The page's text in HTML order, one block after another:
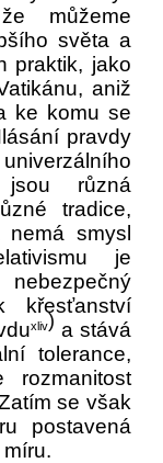
můžeme
světa a
praktik, jako
aniž
ke komu se
pravdy
různá
tradice,
smysl
je
křesťanství
xliv) a stává
tolerance,
se však
postavená